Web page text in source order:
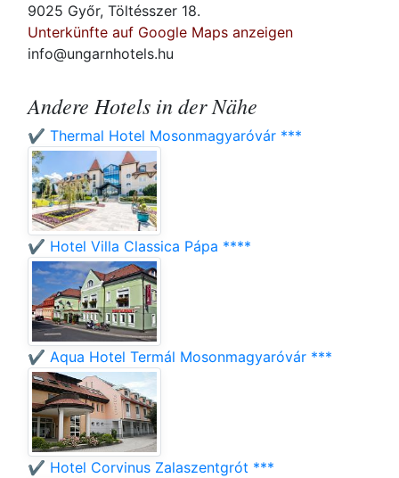
9025 Győr, Töltésszer 18.
Unterkünfte auf Google Maps anzeigen
info@ungarnhotels.hu
Andere Hotels in der Nähe
✔️ Thermal Hotel Mosonmagyaróvár ***
✔️ Hotel Villa Classica Pápa ****
✔️ Aqua Hotel Termál Mosonmagyaróvár ***
✔️ Hotel Corvinus Zalaszentgrót ***